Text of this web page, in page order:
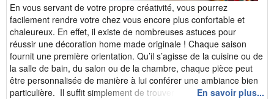
En vous servant de votre propre créativité, vous pourrez
facilement rendre votre chez vous encore plus confortable et
chaleureux. En effet, il existe de nombreuses astuces pour
réussir une décoration home made originale ! Chaque saison
fournit une première orientation. Qu’il s’agisse de la cuisine ou de
la salle de bain, du salon ou de la chambre, chaque pièce peut
être personnalisée de manière à lui conférer une ambiance bien
particulière. Il suffit simplement de trouver les idées ...En savoir plus...